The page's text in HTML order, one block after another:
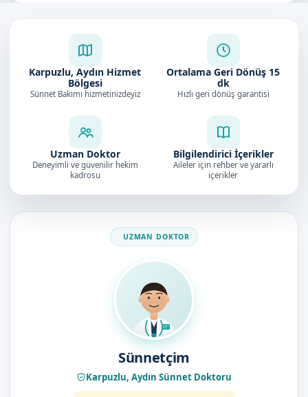
Karpuzlu, Aydın Hizmet
Bölgesi
Sünnet Bakımı hizmetinizdeyiz
Ortalama Geri Dönüş 15
dk
Hızlı geri dönüş garantisi
Uzman Doktor
Deneyimli ve güvenilir hekim
kadrosu
Bilgilendirici İçerikler
Aileler için rehber ve yararlı
içerikler
Doktorumuz
Sünnetçim
Karpuzlu, Aydın Sünnet Doktoru